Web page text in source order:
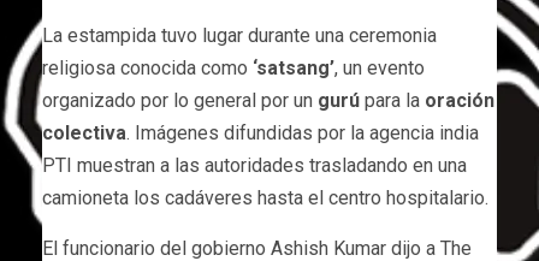
La estampida tuvo lugar durante una ceremonia
religiosa conocida como ‘satsang’, un evento
organizado por lo general por un gurú para la oración
colectiva. Imágenes difundidas por la agencia india
PTI muestran a las autoridades trasladando en una
camioneta los cadáveres hasta el centro hospitalario.
El funcionario del gobierno Ashish Kumar dijo a The